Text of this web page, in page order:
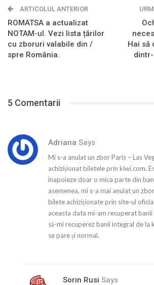
ARTICOLUL ANTERIOR
ROMATSA a actualizat
NOTAM-ul. Vezi lista țărilor
cu zboruri valabile din /
spre România.
Hai să
5 Comentarii
Adriana Says
Mi s-a anulat un zbor Paris – Las
achiziționat biletele prin kiwi.com.
înapoieze doar o mica parte din
asemenea, mi s-a mai anulat un
bilete achiziționate prin site-ul
aceasta data mi-am recuperat
să-mi recuperez banii integral de la
se pare și normal.
Sorin Rusi Says